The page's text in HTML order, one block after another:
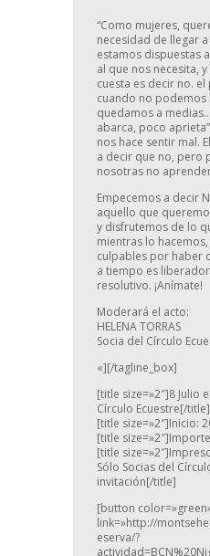
“Como mujeres,
necesidad de llegar
estamos dispuestas
al que nos necesita,
cuesta es decir no.
cuando no
quedamos a
abarca, poco
nos hace sentir mal.
a decir que no, pero
nosotras no
Empecemos a decir
aquello que
y disfrutemos de lo
mientras lo
culpables por haber
a tiempo es
resolutivo. ¡Anímate!
Moderará el acto:
HELENA TORRAS
Socia del Círculo
«][/tagline_box]
[title size=»2″]8 Julio
Círculo Ecuestre[/title]
[title size=»2″]Inicio:
[title
[title
Sólo Socias del
invitación[/title]
[button
link=»http://
eserva/?